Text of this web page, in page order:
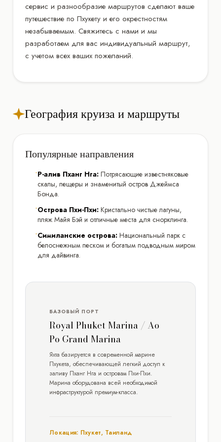
сервис и разнообразие маршрутов сделают ваше
путешествие по Пхукету и его окрестностям
незабываемым. Свяжитесь с нами и мы
разработаем для вас индивидуальный маршрут,
с учетом всех ваших пожеланий.
География круиза и маршруты
Популярные направления
•Р-алив Пханг Нга: Потрясающие известняковые
скалы, пещеры и знаменитый остров Джеймса
Бонда.
•Острова Пхи-Пхи: Кристально чистые лагуны,
пляж Майя Бэй и отличные места для снорклинга.
•Симиланские острова: Национальный парк с
белоснежным песком и богатым подводным миром
для дайвинга.
БАЗОВЫЙ ПОРТ
Royal Phuket Marina / Ao
Po Grand Marina
Яхта базируется в современной марине
Пхукета, обеспечивающей легкий доступ к
заливу Пханг Нга и островам Пхи-Пхи.
Марина оборудована всей необходимой
инфраструктурой премиум-класса.
Локация: Пхукет, Таиланд